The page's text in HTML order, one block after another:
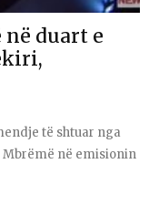
në duart e
të shtuar nga
Mbrëmë në emisionin